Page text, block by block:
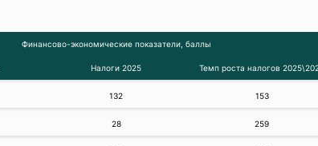
Финансово-экономические показатели, баллы
Налоги 2025 Темп роста налогов
132 153
28 259